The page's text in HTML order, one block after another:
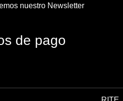
nuestro Newsletter
de pago